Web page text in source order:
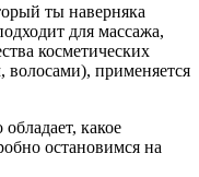
ты наверняка
для массажа,
косметических
волосами), применяется
какое
остановимся на